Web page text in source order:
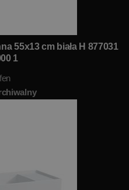
55x13 cm biała H 877031
1